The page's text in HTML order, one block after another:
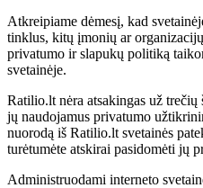
Atkreipiame dėmesį, kad
tinklus, kitų įmonių ar
privatumo ir slapukų politiką
svetainėje.
Ratilio.lt nėra atsakingas už
jų naudojamus privatumo
nuorodą iš Ratilio.lt svetainės
turėtumėte atskirai pasidomėti jų
Administruodami interneto